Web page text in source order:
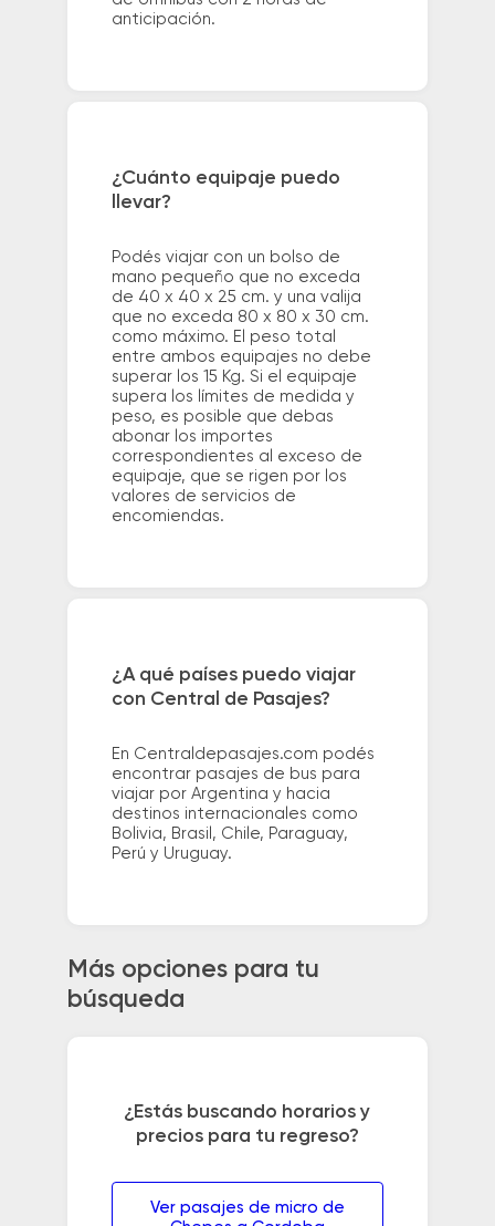
anticipación.
¿Cuánto equipaje puedo
llevar?
Podés viajar con un bolso de
mano pequeño que no exceda
de 40 x 40 x 25 cm. y una valija
que no exceda 80 x 80 x 30 cm.
como máximo. El peso total
entre ambos equipajes no debe
superar los 15 Kg. Si el equipaje
supera los límites de medida y
peso, es posible que debas
abonar los importes
correspondientes al exceso de
equipaje, que se rigen por los
valores de servicios de
encomiendas.
¿A qué países puedo viajar
con Central de Pasajes?
En Centraldepasajes.com podés
encontrar pasajes de bus para
viajar por Argentina y hacia
destinos internacionales como
Bolivia, Brasil, Chile, Paraguay,
Perú y Uruguay.
Más opciones para tu
búsqueda
¿Estás buscando horarios y
precios para tu regreso?
Ver pasajes de micro de